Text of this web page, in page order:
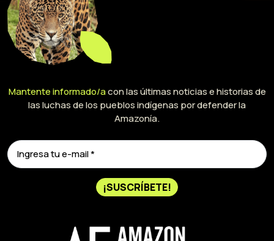
Mantente informado/acon las últimas noticias e historias de
las luchas de los pueblos indígenas por defender la
Amazonía.
¡SUSCRÍBETE!